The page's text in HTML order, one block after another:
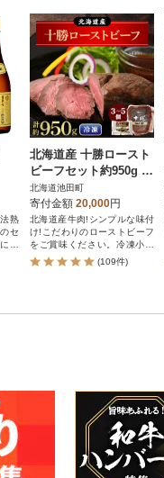
熟
セ
は
北海道産 十勝ロースト
ビーフセット約950g 国
産 冷凍 小分け【B011-
10-1】
北海道池田町
寄付金額 20,000円
北海道産牛肉!シンプルな味付
け!こだわりのローストビーフ
をご賞味ください。冷凍小分
けでお届けします。(109件)